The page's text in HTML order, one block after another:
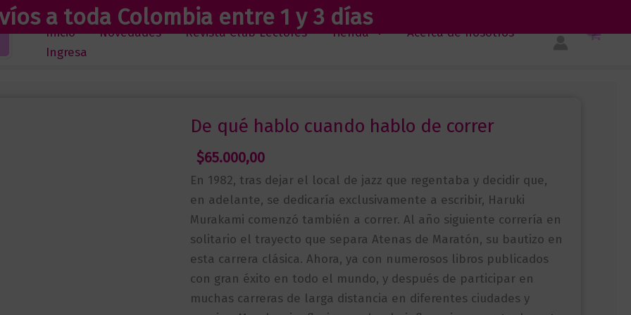
a toda Colombia entre 1 y 3 días
Inicio Novedades Revista Club Lectores Tienda
Acerca de nosotros
Ingresa
De qué hablo cuando hablo de correr
$65.000,00
En 1982, tras dejar el local de jazz que regentaba y decidir que,
en adelante, se dedicaría exclusivamente a escribir, Haruki
Murakami comenzó también a correr. Al año siguiente correría en
solitario el trayecto que separa Atenas de Maratón, su bautizo en
esta carrera clásica. Ahora, ya con numerosos libros publicados
con gran éxito en todo el mundo, y después de participar en
muchas carreras de larga distancia en diferentes ciudades y